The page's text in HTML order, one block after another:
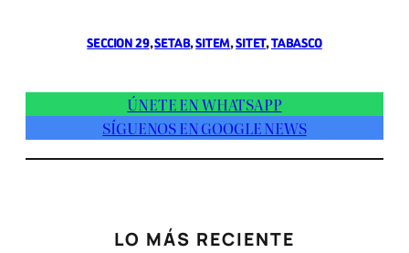
SECCION 29, SETAB, SITEM, SITET, TABASCO
ÚNETE EN WHATSAPP
SÍGUENOS EN GOOGLE NEWS
LO MÁS RECIENTE